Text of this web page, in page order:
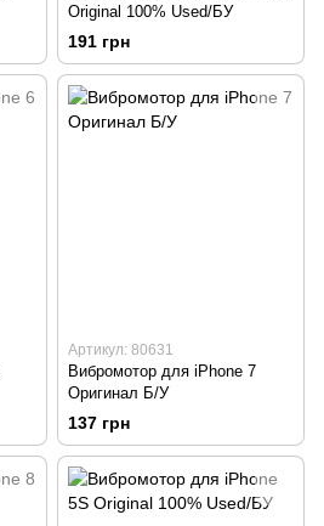
Original 100% Used/БУ
191 грн
Артикул: 80631
Вибромотор для iPhone 7
Оригинал Б/У
137 грн